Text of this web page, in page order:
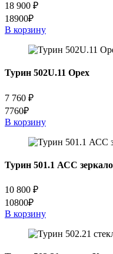
18 900 ₽
18900₽
В корзину
Турин 502U.11 Орех
7 760 ₽
7760₽
В корзину
Турин 501.1 АСС
10 800 ₽
10800₽
В корзину